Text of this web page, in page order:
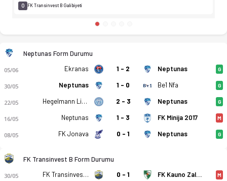
0 FK Transinvest B Galibiyeti
Neptunas Form Durumu
05/06 Ekranas 1 - 2 Neptunas G
30/05 Neptunas 1 - 0 Be1 Nfa G
22/05 Hegelmann Litauen B 2 - 3 Neptunas G
16/05 Neptunas 1 - 3 FK Minija 2017 M
08/05 FK Jonava 0 - 1 Neptunas G
FK Transinvest B Form Durumu
30/05 FK Transinvest B 0 - 1 FK Kauno Zalgiris B M